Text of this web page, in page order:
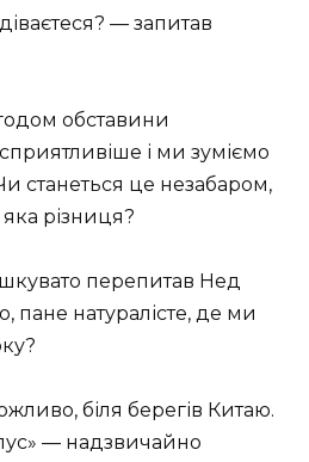
— запитав
обставини
і ми зуміємо
станеться це незабаром,
різниця?
перепитав Нед
пане натуралісте, де ми
біля берегів Китаю.
— надзвичайно